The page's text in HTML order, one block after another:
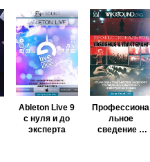
Ableton Live 9
с нуля и до
эксперта
Профессиона
льное
сведение и